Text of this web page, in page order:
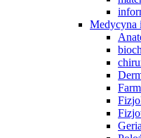
Medycyna